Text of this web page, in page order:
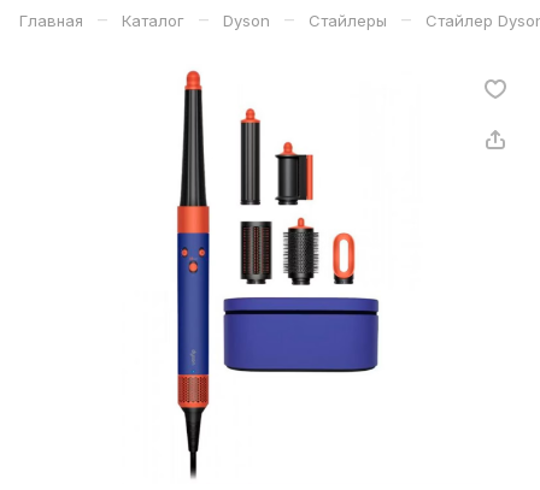
Главная – Каталог – Dyson – Стайлеры – Стайлер